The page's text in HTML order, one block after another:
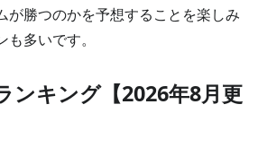
が勝つのかを予想することを楽しみ
多いです。
ンキング【2026年8月更